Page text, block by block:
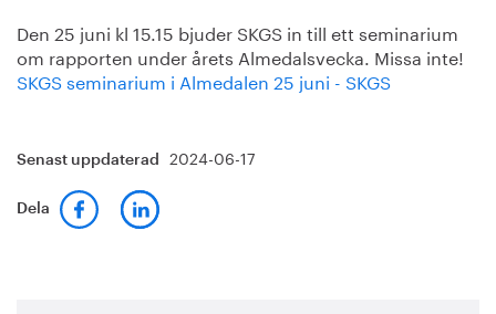
Den 25 juni kl 15.15 bjuder SKGS in till ett seminarium
om rapporten under årets Almedalsvecka. Missa inte!
SKGS seminarium i Almedalen 25 juni - SKGS
Senast uppdaterad 2024-06-17
Dela